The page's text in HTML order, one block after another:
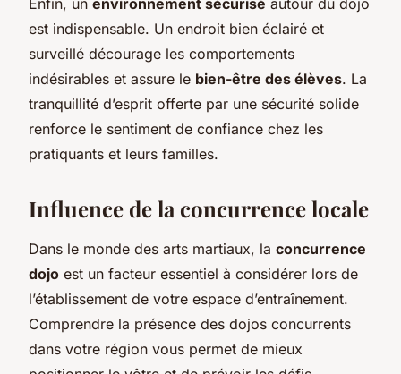
est indispensable. Un endroit bien éclairé et
surveillé décourage les comportements
indésirables et assure le bien-être des élèves. La
tranquillité d’esprit offerte par une sécurité solide
renforce le sentiment de confiance chez les
pratiquants et leurs familles.
Influence de la concurrence locale
Dans le monde des arts martiaux, la concurrence
dojo est un facteur essentiel à considérer lors de
l’établissement de votre espace d’entraînement.
Comprendre la présence des dojos concurrents
dans votre région vous permet de mieux